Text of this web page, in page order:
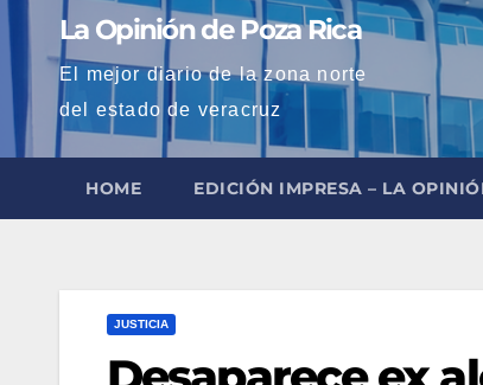
La Opinión de Poza Rica
El mejor diario de la zona norte
del estado de veracruz
HOME EDICIÓN IMPRESA – LA
JUSTICIA